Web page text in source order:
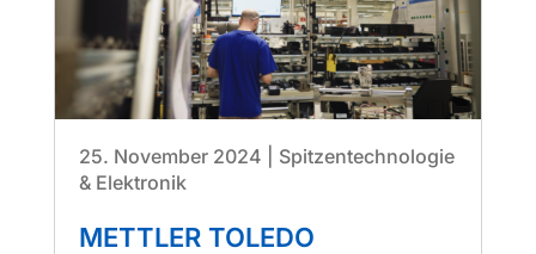
METTLER TOLEDO
25. November 2024
Spitzentechnologie
& Elektronik